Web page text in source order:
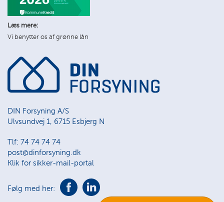
Læs mere:
Vi benytter os af grønne lån
DIN Forsyning A/S
Ulvsundvej 1, 6715 Esbjerg N
Tlf: 74 74 74 74
post@dinforsyning.dk
Klik for sikker-mail-portal
Følg med her: